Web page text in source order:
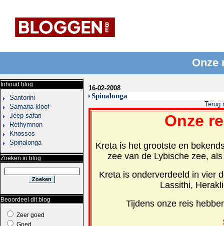
Onze
Inhoud blog
Santorini
Samaria-kloof
Jeep-safari
Rethymnon
Knossos
Spinalonga
Zoeken in blog
Beoordeel dit blog
Zeer goed
Goed
16-02-2008
Spinalonga
Terug
Onze
Kreta is het grootste en
zee van de Lybische zee,
Kreta is onderverdeeld in vier
Lassithi,
Tijdens onze reis